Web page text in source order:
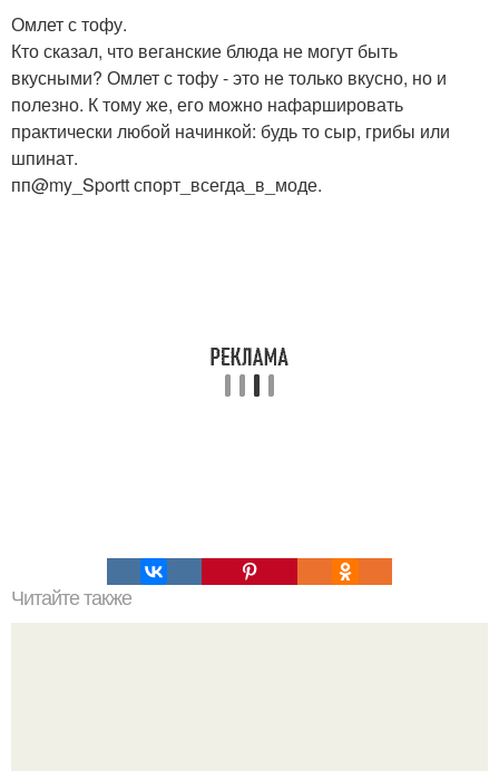
Омлет с тофу.
Кто сказал, что веганские блюда не могут быть
вкусными? Омлет с тофу - это не только вкусно, но и
полезно. К тому же, его можно нафаршировать
практически любой начинкой: будь то сыр, грибы или
шпинат.
пп@my_Sportt спорт_всегда_в_моде.
Читайте также